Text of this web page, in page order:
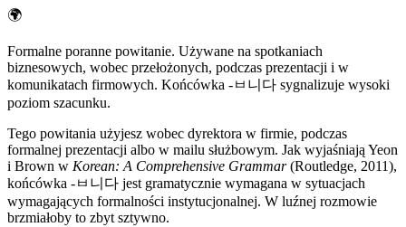
🌍
Formalne poranne powitanie. Używane na spotkaniach
biznesowych, wobec przełożonych, podczas prezentacji i w
komunikatach firmowych. Końcówka -ㅂ니다 sygnalizuje wysoki
poziom szacunku.
Tego powitania użyjesz wobec dyrektora w firmie, podczas
formalnej prezentacji albo w mailu służbowym. Jak wyjaśniają Yeon
i Brown w Korean: A Comprehensive Grammar(Routledge, 2011),
końcówka -ㅂ니다 jest gramatycznie wymagana w sytuacjach
wymagających formalności instytucjonalnej. W luźnej rozmowie
brzmiałoby to zbyt sztywno.